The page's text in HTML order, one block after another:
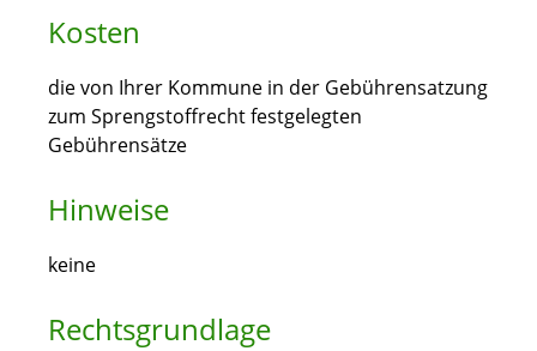
Kosten
die von Ihrer Kommune in der Gebührensatzung
zum Sprengstoffrecht festgelegten
Gebührensätze
Hinweise
keine
Rechtsgrundlage